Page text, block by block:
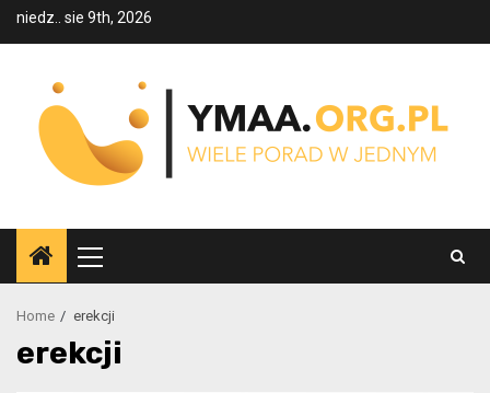
Skipniedz.. sie 9th, 2026
Menu
Home erekcji
erekcji